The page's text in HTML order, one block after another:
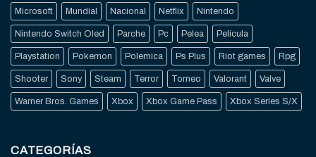
Microsoft Mundial Nacional Netflix Nintendo
Nintendo Switch Oled Parche Pc Pelea Pelicula
Playstation Pokemon Polemica Ps Plus Riot games Rpg
Shooter Sony Steam Terror Torneo Valorant Valve
Warner Bros. Games Xbox Xbox Game Pass Xbox Series S/X
CATEGORÍAS